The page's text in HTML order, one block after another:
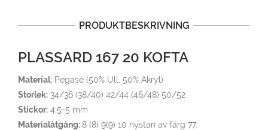
PRODUKTBESKRIVNING
PLASSARD 167 20 KOFTA
Material: Pegase (50% Ull, 50% Akryl)
Storlek: 34/36 (38/40) 42/44 (46/48) 50/52
Stickor: 4,5-5 mm
Materialåtgång:8 (8) 9(9) 10 nystan av färg 77.